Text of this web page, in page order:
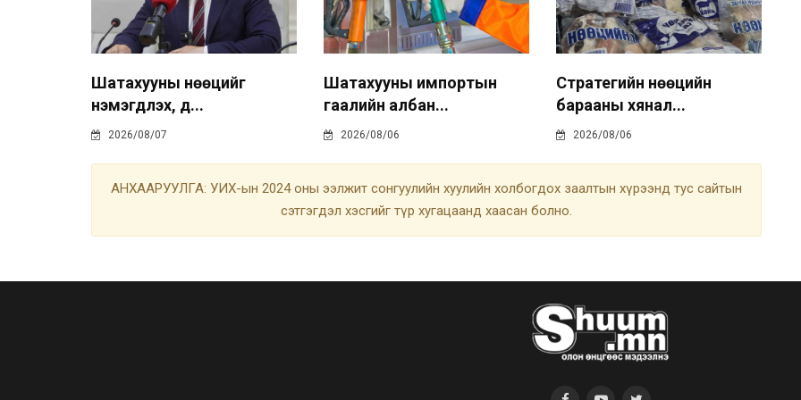
Шатахууны нөөцийг
нэмэгдүүлэх, д...
2026/08/07
Шатахууны импортын
гаалийн албан...
2026/08/06
Стратегийн нөөцийн
барааны хянал...
2026/08/06
АНХААРУУЛГА: УИХ-ын 2024 оны ээлжит сонгуулийн хуулийн холбогдох заалтын хүрээнд тус сайтын
сэтгэгдэл хэсгийг түр хугацаанд хаасан болно.